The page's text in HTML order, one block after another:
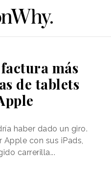
más
de tablets
haber dado un giro.
con sus iPads,
carrerilla...